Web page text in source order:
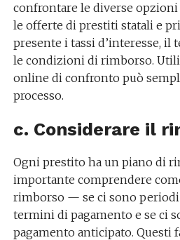
confrontare le diverse
le offerte di prestiti statali e
presente i tassi d’interesse, il
le condizioni di rimborso.
online di confronto può
processo.
c. Considerare il
Ogni prestito ha un piano di
importante comprendere
rimborso — se ci sono periodi
termini di pagamento e se ci
pagamento anticipato.